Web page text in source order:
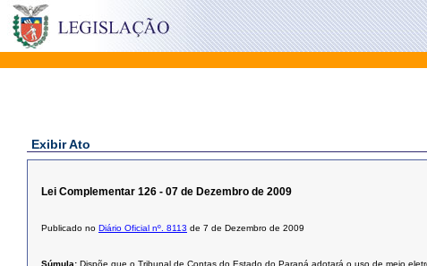
Exibir Ato
Lei Complementar 126 - 07 de Dezembro de 2009
Publicado no Diário Oficial nº. 8113 de 7 de Dezembro de 2009